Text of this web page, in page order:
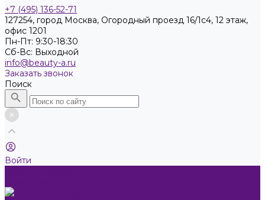
+7 (495) 136-52-71
127254, город Москва, Огородный проезд 16/1с4, 12 этаж,
офис 1201
Пн-Пт: 9:30-18:30
Cб-Вс: Выходной
info@beauty-a.ru
Заказать звонок
Поиск
Войти